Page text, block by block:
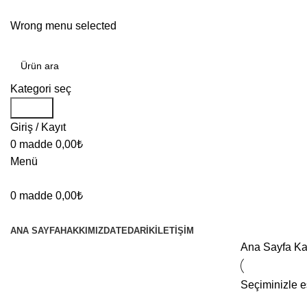
Wrong menu selected
Kategori seç
Giriş / Kayıt
0 madde 0,00₺
Menü
0 madde 0,00₺
ANA SAYFAHAKKIMIZDATEDARIK İLETIŞIM
Ana Sayfa
Seçiminizle